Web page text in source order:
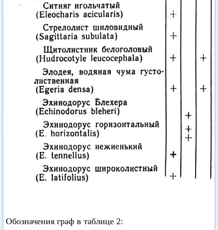
Обозначения граф в таблице 2: